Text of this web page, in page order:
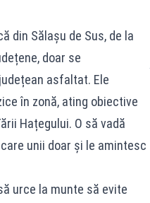
din Sălașu de Sus, de la
doar se
asfaltat. Ele
în zonă, ating obiective
Hațegului. O să vadă
unii doar și le amintesc
urce la munte să evite